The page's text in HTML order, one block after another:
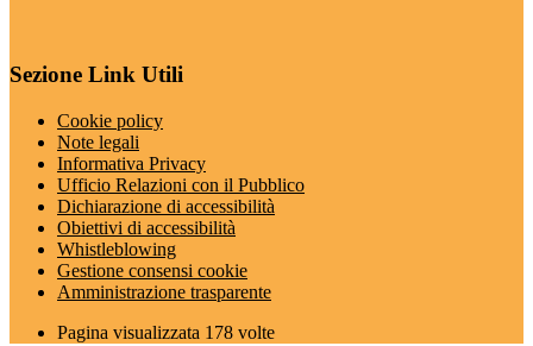
Sezione Link Utili
Cookie policy
Note legali
Informativa Privacy
Ufficio Relazioni con il Pubblico
Dichiarazione di accessibilità
Obiettivi di accessibilità
Whistleblowing
Gestione consensi cookie
Amministrazione trasparente
Pagina visualizzata 178 volte